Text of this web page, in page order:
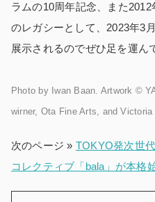
ラムの10周年記念、また2012
のレガシーとして、 2023年3 月
展示されるのでぜひ足を運ん
Photo by Iwan Baan. Artwork ©
wirner, Ota Fine Arts, and Victoria
次のページ » TOKYO発次世
コレクティブ「bala」が本格